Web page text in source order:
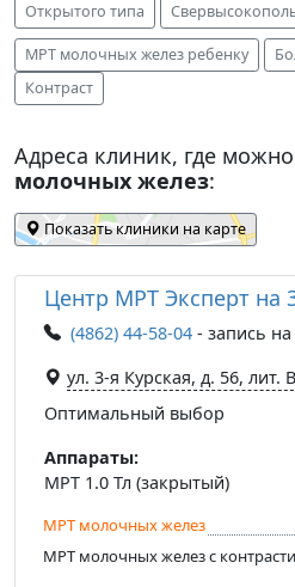
Открытого типа
МРТ молочных желез ребенку
Контраст
Адреса клиник, где
молочных желез:
Показать клиники на карте
Центр МРТ Эксперт на
(4862) 44-58-04 - запись
ул. 3-я Курская, д. 56, лит.
Оптимальный выбор
Аппараты:
МРТ 1.0 Тл (закрытый)
МРТ молочных желез
МРТ молочных желез с